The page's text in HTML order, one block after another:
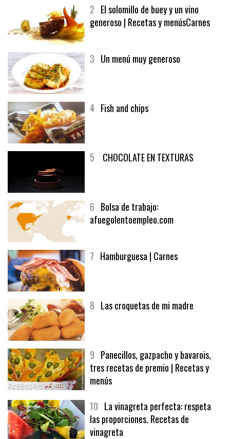
2 El solomillo de buey y un vino
generoso | Recetas y menúsCarnes
3 Un menú muy generoso
4 Fish and chips
5 CHOCOLATE EN TEXTURAS
6 Bolsa de trabajo:
afuegolentoempleo.com
7 Hamburguesa | Carnes
8 Las croquetas de mi madre
9 Panecillos, gazpacho y bavarois,
tres recetas de premio | Recetas y
menús
10 La vinagreta perfecta: respeta
las proporciones. Recetas de
vinagreta